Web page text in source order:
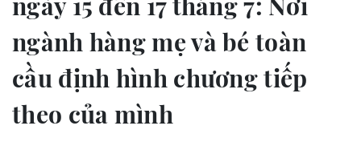
ngành hàng mẹ và bé toàn
cầu định hình chương tiếp
theo của mình